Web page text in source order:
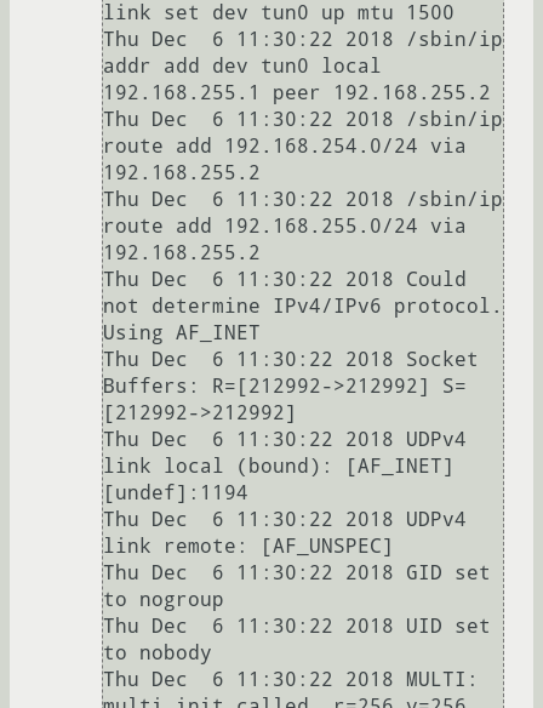
link set dev tun0 up mtu 1500
Thu Dec  6 11:30:22 2018 /sbin/ip
addr add dev tun0 local
192.168.255.1 peer 192.168.255.2
Thu Dec  6 11:30:22 2018 /sbin/ip
route add 192.168.254.0/24 via
192.168.255.2
Thu Dec  6 11:30:22 2018 /sbin/ip
route add 192.168.255.0/24 via
192.168.255.2
Thu Dec  6 11:30:22 2018 Could
not determine IPv4/IPv6 protocol.
Using AF_INET
Thu Dec  6 11:30:22 2018 Socket
Buffers: R=[212992->212992] S=
[212992->212992]
Thu Dec  6 11:30:22 2018 UDPv4
link local (bound): [AF_INET]
[undef]:1194
Thu Dec  6 11:30:22 2018 UDPv4
link remote: [AF_UNSPEC]
Thu Dec  6 11:30:22 2018 GID set
to nogroup
Thu Dec  6 11:30:22 2018 UID set
to nobody
Thu Dec  6 11:30:22 2018 MULTI: